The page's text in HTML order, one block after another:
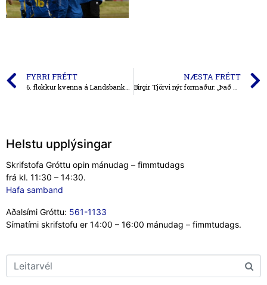
FYRRI FRÉTT NÆSTA FRÉTT
Helstu upplýsingar
Skrifstofa Gróttu opin mánudag – fimmtudags
frá kl. 11:30 – 14:30.
Hafa samband
Aðalsími Gróttu: 561-1133
Símatími skrifstofu er 14:00 – 16:00 mánudag – fimmtudags.